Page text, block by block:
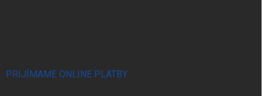
PRIJÍMAME ONLINE PLATBY